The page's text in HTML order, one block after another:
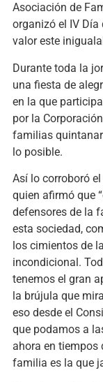
Asociación de
organizó el IV Día
valor este
Durante toda la
una fiesta de
en la que
por la
familias
lo posible.
Así lo corroboró
quien afirmó que
defensores de la
esta sociedad,
los cimientos de
incondicional.
tenemos el gran
la brújula que
eso desde el
que podamos a
ahora en tiempos
familia es la que